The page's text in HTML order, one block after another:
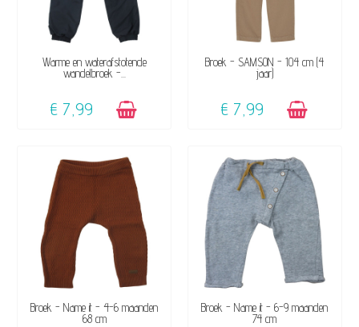
BESCHIKBAAR
Warme en waterafstotende
wandelbroek -...
€ 7,99
BESCHIKBAAR
Broek - SAMSON - 104 cm (4
jaar)
€ 7,99
BESCHIKBAAR
Broek - Name it - 4-6 maanden
68 cm
BESCHIKBAAR
Broek - Name it - 6-9 maanden
74 cm